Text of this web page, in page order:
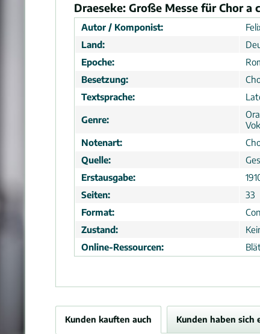
Draeseke: Große Messe für Chor a
Autor / Komponist:
Land:
Epoche:
Besetzung:
Textsprache:
Genre:
Notenart:
Quelle:
Erstausgabe:
Seiten:
33
Format:
Zustand:
Online-Ressourcen:
Kunden kauften auch Kunden haben sich